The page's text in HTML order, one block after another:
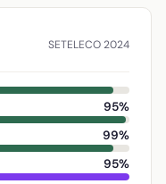
SETELECO 2024
95%
99%
95%